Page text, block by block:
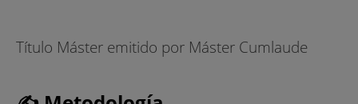
Título Máster emitido por Máster Cumlaude